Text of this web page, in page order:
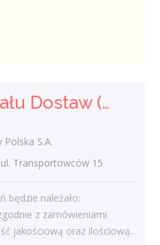
Pracownik Działu Dostaw (K/M)
Polska S.A.
Transportowców 15
będzie należało:
z zamówieniami
jakościową oraz ilościową...